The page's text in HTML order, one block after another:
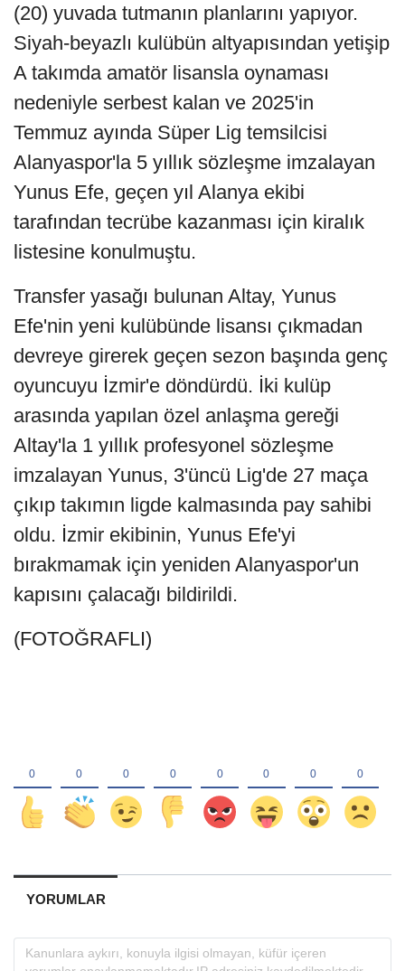
(20) yuvada tutmanın planlarını yapıyor.
Siyah-beyazlı kulübün altyapısından yetişip
A takımda amatör lisansla oynaması
nedeniyle serbest kalan ve 2025'in
Temmuz ayında Süper Lig temsilcisi
Alanyaspor'la 5 yıllık sözleşme imzalayan
Yunus Efe, geçen yıl Alanya ekibi
tarafından tecrübe kazanması için kiralık
listesine konulmuştu.
Transfer yasağı bulunan Altay, Yunus
Efe'nin yeni kulübünde lisansı çıkmadan
devreye girerek geçen sezon başında genç
oyuncuyu İzmir'e döndürdü. İki kulüp
arasında yapılan özel anlaşma gereği
Altay'la 1 yıllık profesyonel sözleşme
imzalayan Yunus, 3'üncü Lig'de 27 maça
çıkıp takımın ligde kalmasında pay sahibi
oldu. İzmir ekibinin, Yunus Efe'yi
bırakmamak için yeniden Alanyaspor'un
kapısını çalacağı bildirildi.
(FOTOĞRAFLI)
YORUMLAR